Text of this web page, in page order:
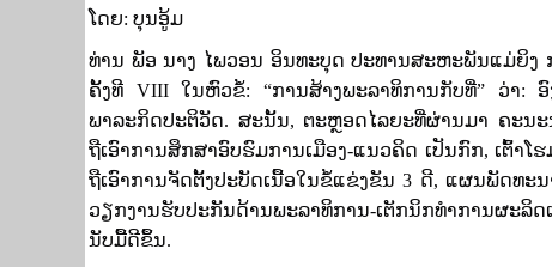
ໂດຍ: ​ບຸນ​ອູ້ມ
ທ່ານ ພັອ ນາງ ໄພວອນ ອິນທະບຸດ ປະທານສະຫະພັນແມ່ຍິງ
ຄັ້ງທີ VIIIໃນຫົວຂໍ້: “ການສ້າງພະລາທິການກັບທີ່”​ ວ່າ:
ພາລະກິດປະຕິວັດ. ສະນັ້ນ, ຕະຫຼອດໄລຍະທີ່ຜ່ານມາ ຄະນ
ຖືເອົາການສຶກສາອົບຮົມການເມືອງ-ແນວຄິດ ເປັນກົກ, ເຕົ້າໂ
ຖືເອົາການຈັດຕັ້ງປະບັດເນື້ອໃນຂໍ້ແຂ່ງຂັນ3 ດີ, ແຜນພັດທະນ
ວຽກງານຮັບປະກັນດ້ານພະລາທິການ-ເຕັກນິກທໍາການຜະລິ
ນັບມື້ດີຂຶ້ນ.